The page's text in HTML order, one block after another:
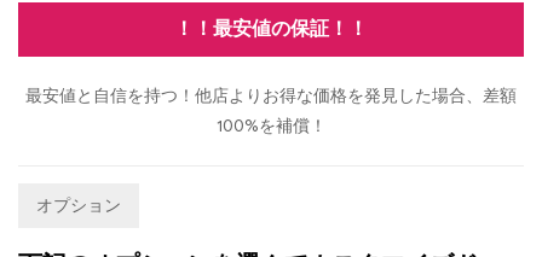
！！最安値の保証！！
最安値と自信を持つ！他店よりお得な価格を発見した場合、差額
100%を補償！
オプション